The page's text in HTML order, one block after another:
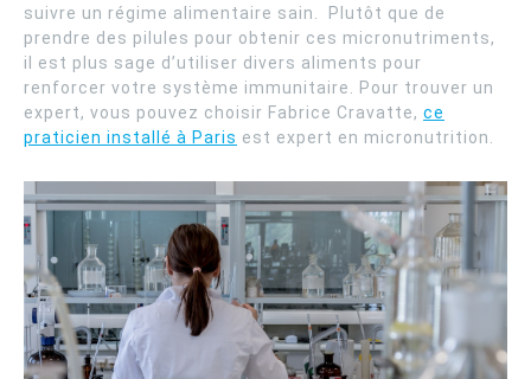
suivre un régime alimentaire sain. Plutôt que de
prendre des pilules pour obtenir ces micronutriments,
il est plus sage d’utiliser divers aliments pour
renforcer votre système immunitaire. Pour trouver un
expert, vous pouvez choisir Fabrice Cravatte, ce
praticien installé à Paris est expert en micronutrition.